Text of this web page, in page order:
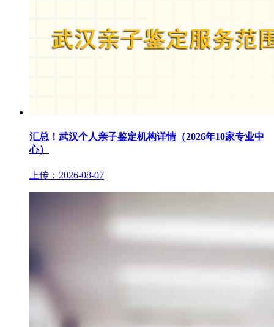
汇总！武汉个人亲子鉴定机构详情（2026年10家专业中
心）
上传：2026-08-07